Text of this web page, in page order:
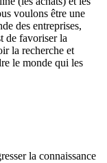
voulons être une
des entreprises,
de favoriser la
la recherche et
le monde qui les
la connaissance